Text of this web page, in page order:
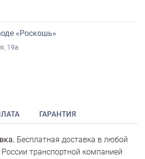
«Роскошь»
19а
ГАРАНТИЯ
Бесплатная доставка в любой
транспортной компанией